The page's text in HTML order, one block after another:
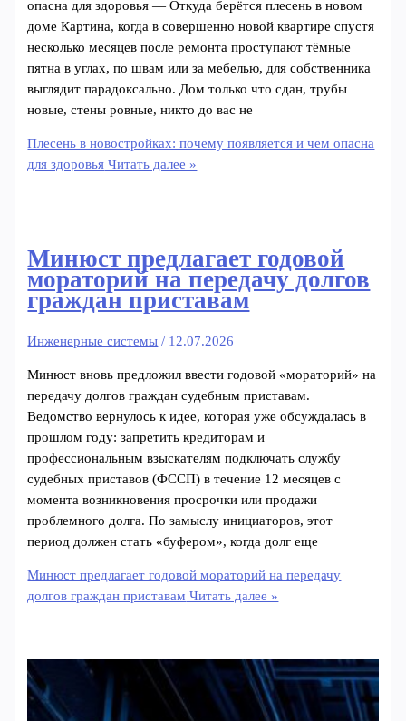
опасна для здоровья — Откуда берётся плесень в новом
доме Картина, когда в совершенно новой квартире спустя
несколько месяцев после ремонта проступают тёмные
пятна в углах, по швам или за мебелью, для собственника
выглядит парадоксально. Дом только что сдан, трубы
новые, стены ровные, никто до вас не
Плесень в новостройках: почему появляется и чем опасна
для здоровья Читать далее »
Минюст предлагает годовой
мораторий на передачу долгов
граждан приставам
Инженерные системы / 12.07.2026
Минюст вновь предложил ввести годовой «мораторий» на
передачу долгов граждан судебным приставам.
Ведомство вернулось к идее, которая уже обсуждалась в
прошлом году: запретить кредиторам и
профессиональным взыскателям подключать службу
судебных приставов (ФССП) в течение 12 месяцев с
момента возникновения просрочки или продажи
проблемного долга. По замыслу инициаторов, этот
период должен стать «буфером», когда долг еще
Минюст предлагает годовой мораторий на передачу
долгов граждан приставам Читать далее »